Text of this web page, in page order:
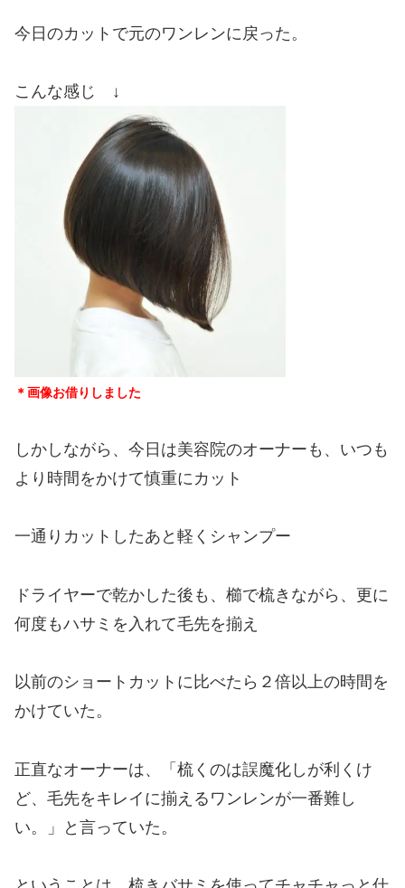
今日のカットで元のワンレンに戻った。
こんな感じ ↓
＊画像お借りしました
しかしながら、今日は美容院のオーナーも、いつも
より時間をかけて慎重にカット
一通りカットしたあと軽くシャンプー
ドライヤーで乾かした後も、櫛で梳きながら、更に
何度もハサミを入れて毛先を揃え
以前のショートカットに比べたら２倍以上の時間を
かけていた。
正直なオーナーは、「梳くのは誤魔化しが利くけ
ど、毛先をキレイに揃えるワンレンが一番難し
い。」と言っていた。